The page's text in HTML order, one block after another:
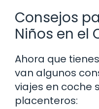
Consejos
Niños en el
Ahora que
van algunos
viajes en coche
placenteros: